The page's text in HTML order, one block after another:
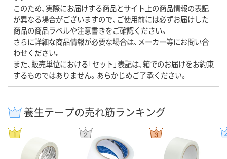
このため、実際にお届けする商品とサイト上の商品情報の表記
が異なる場合がございますので、ご使用前には必ずお届けした
商品の商品ラベルや注意書きをご確認ください。
さらに詳細な商品情報が必要な場合は、メーカー等にお問い合
わせください。
また、販売単位における「セット」表記は、箱でのお届けをお約束
するものではありません。あらかじめご了承ください。
養生テープの売れ筋ランキング